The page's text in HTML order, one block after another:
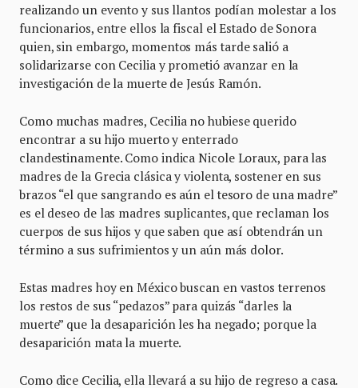
realizando un evento y sus llantos podían molestar a los
funcionarios, entre ellos la fiscal el Estado de Sonora
quien, sin embargo, momentos más tarde salió a
solidarizarse con Cecilia y prometió avanzar en la
investigación de la muerte de Jesús Ramón.
Como muchas madres, Cecilia no hubiese querido
encontrar a su hijo muerto y enterrado
clandestinamente. Como indica Nicole Loraux, para las
madres de la Grecia clásica y violenta, sostener en sus
brazos “el que sangrando es aún el tesoro de una madre”
es el deseo de las madres suplicantes, que reclaman los
cuerpos de sus hijos y que saben que así obtendrán un
término a sus sufrimientos y un aún más dolor.
Estas madres hoy en México buscan en vastos terrenos
los restos de sus “pedazos” para quizás “darles la
muerte” que la desaparición les ha negado; porque la
desaparición mata la muerte.
Como dice Cecilia, ella llevará a su hijo de regreso a casa.